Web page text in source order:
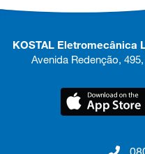
KOSTAL Eletromecânica
Avenida Redenção,